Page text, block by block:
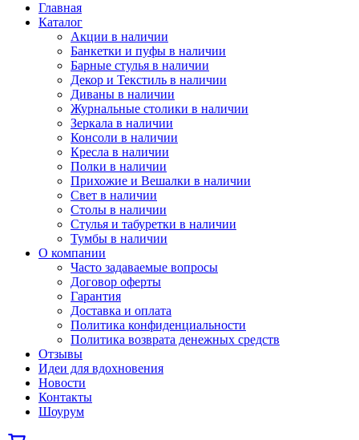
Главная
Каталог
Акции в наличии
Банкетки и пуфы в наличии
Барные стулья в наличии
Декор и Текстиль в наличии
Диваны в наличии
Журнальные столики в наличии
Зеркала в наличии
Консоли в наличии
Кресла в наличии
Полки в наличии
Прихожие и Вешалки в наличии
Свет в наличии
Столы в наличии
Стулья и табуретки в наличии
Тумбы в наличии
О компании
Часто задаваемые вопросы
Договор оферты
Гарантия
Доставка и оплата
Политика конфиденциальности
Политика возврата денежных средств
Отзывы
Идеи для вдохновения
Новости
Контакты
Шоурум